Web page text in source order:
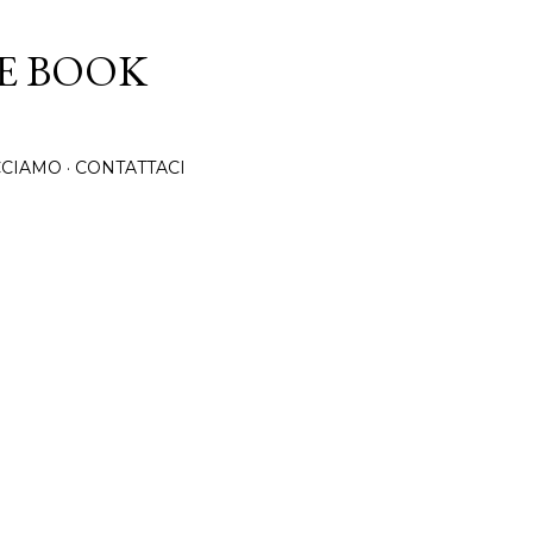
BOOK
CONTATTACI